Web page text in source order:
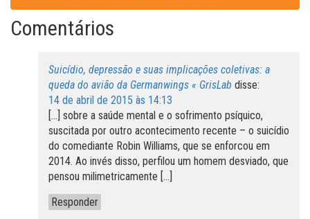
Comentários
Suicídio, depressão e suas implicações coletivas: a
queda do avião da Germanwings « GrisLab disse:
14 de abril de 2015 às 14:13
[…] sobre a saúde mental e o sofrimento psíquico,
suscitada por outro acontecimento recente – o suicídio
do comediante Robin Williams, que se enforcou em
2014. Ao invés disso, perfilou um homem desviado, que
pensou milimetricamente […]
Responder